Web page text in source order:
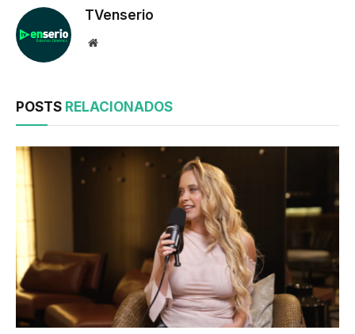
TVenserio
Website
POSTS RELACIONADOS